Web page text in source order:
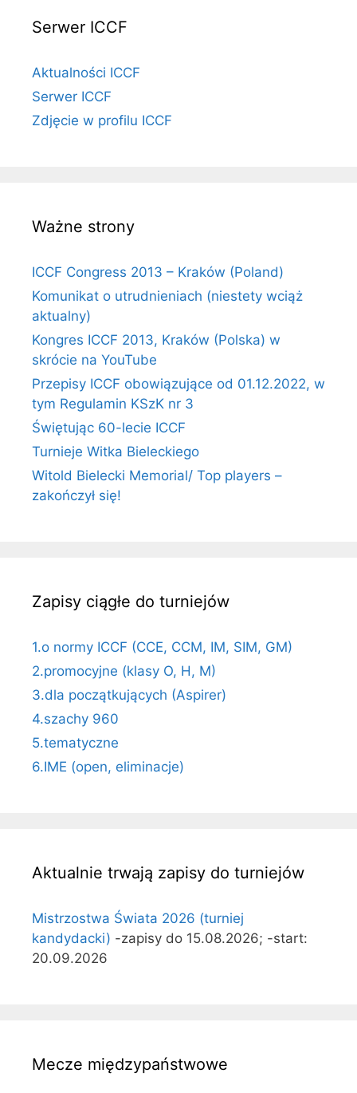
Serwer ICCF
Aktualności ICCF
Serwer ICCF
Zdjęcie w profilu ICCF
Ważne strony
ICCF Congress 2013 – Kraków (Poland)
Komunikat o utrudnieniach (niestety wciąż
aktualny)
Kongres ICCF 2013, Kraków (Polska) w
skrócie na YouTube
Przepisy ICCF obowiązujące od 01.12.2022, w
tym Regulamin KSzK nr 3
Świętując 60-lecie ICCF
Turnieje Witka Bieleckiego
Witold Bielecki Memorial/ Top players –
zakończył się!
Zapisy ciągłe do turniejów
1.o normy ICCF (CCE, CCM, IM, SIM, GM)
2.promocyjne (klasy O, H, M)
3.dla początkujących (Aspirer)
4.szachy 960
5.tematyczne
6.IME (open, eliminacje)
Aktualnie trwają zapisy do turniejów
Mistrzostwa Świata 2026 (turniej
kandydacki) -zapisy do 15.08.2026; -start:
20.09.2026
Mecze międzypaństwowe